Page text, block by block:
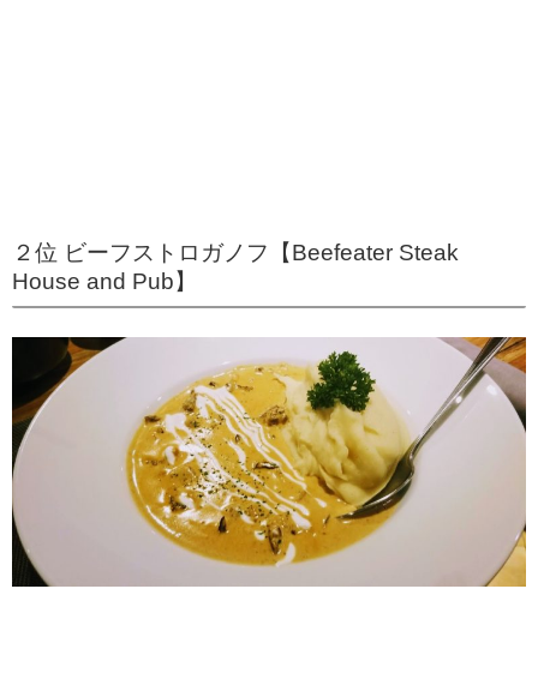
２位 ビーフストロガノフ【Beefeater Steak
House and Pub】